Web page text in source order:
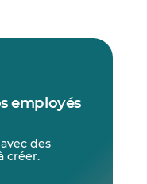
employés
des
créer.